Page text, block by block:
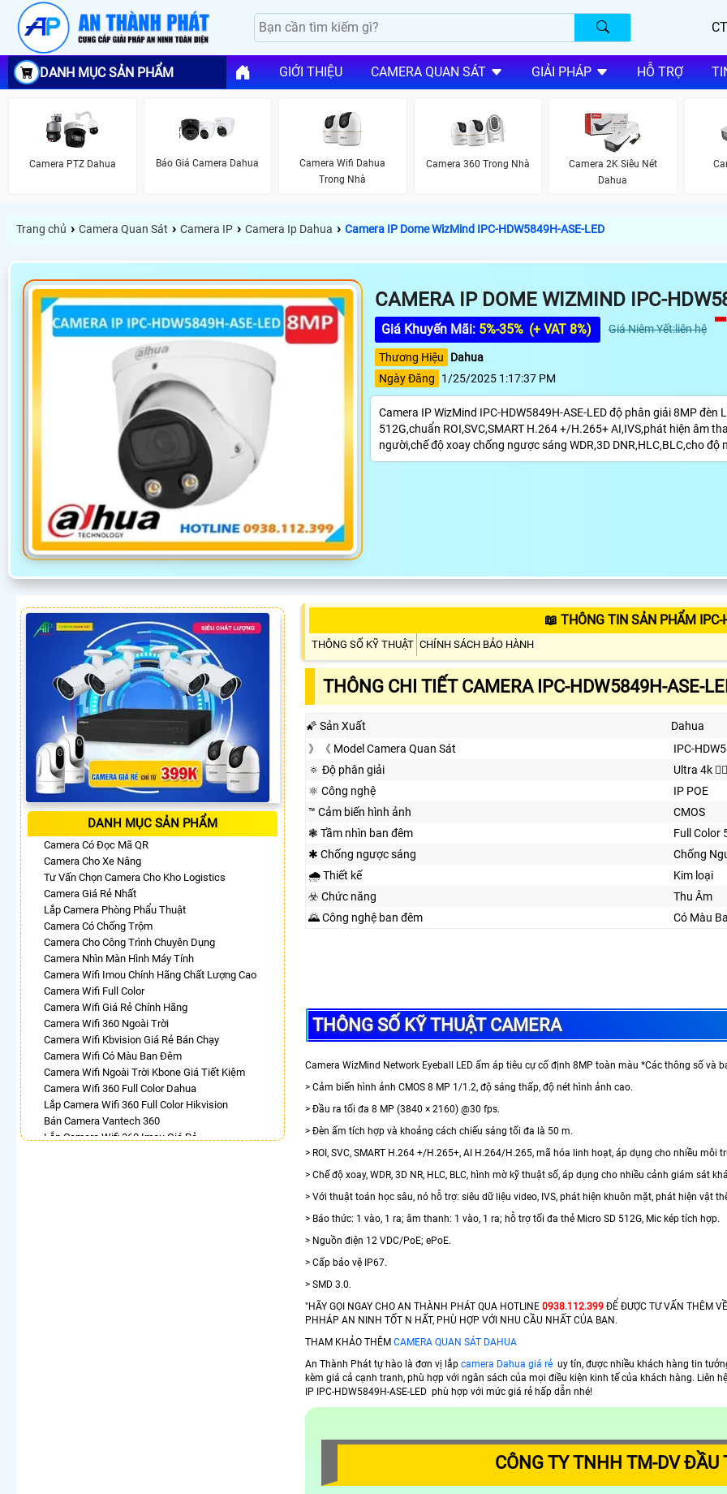
DANH MỤC SẢN PHẨM GIỚI THIỆU CAMERA QUAN SÁT GIẢI PHÁP HỖ TRỢ
Camera PTZ Dahua Báo Giá Camera Dahua
Camera Wifi Dahua
Trong Nhà
Camera 360 Trong Nhà
Camera 2K Siêu Nét
Dahua
Trang chủ › Camera Quan Sát › Camera IP › Camera Ip Dahua › Camera IP Dome WizMind IPC-HDW5849H-ASE-LED
CAMERA IP DOME WIZMIND IPC-
Giá Khuyến Mãi: 5%-35% (+ VAT 8%) Giá Niêm Yết:liên hệ
Thương Hiệu
Dahua
Ngày Đăng
1/25/2025 1:17:37 PM
Camera IP WizMind IPC-HDW5849H-ASE-LED độ phân giải 8MP
512G,chuẩn ROI,SVC,SMART H.264 +/H.265+ AI,IVS,phát hiện âm
người,chế độ xoay chống ngược sáng WDR,3D DNR,HLC,BLC,cho
DANH MỤC SẢN PHẨM
Camera Có Đọc Mã QR
Camera Cho Xe Nâng
Tư Vấn Chọn Camera Cho Kho Logistics
Camera Giá Rẻ Nhất
Lắp Camera Phòng Phẩu Thuật
Camera Có Chống Trộm
Camera Cho Công Trình Chuyên Dụng
Camera Nhìn Màn Hình Máy Tính
Camera Wifi Imou Chính Hãng Chất Lượng Cao
Camera Wifi Full Color
Camera Wifi Giá Rẻ Chính Hãng
Camera Wifi 360 Ngoài Trời
Camera Wifi Kbvision Giá Rẻ Bán Chạy
Camera Wifi Có Màu Ban Đêm
Camera Wifi Ngoài Trời Kbone Giá Tiết Kiệm
Camera Wifi 360 Full Color Dahua
Lắp Camera Wifi 360 Full Color Hikvision
Bán Camera Vantech 360
Lắp Camera Wifi 360 Imou Giá Rẻ
📖 THÔNG TIN SẢN PHẨM
THÔNG SỐ KỸ THUẬT CHÍNH SÁCH BẢO HÀNH
THÔNG CHI TIẾT CAMERA IPC-HDW5849H-ASE-
🌠 Sản Xuất
Dahua
》《 Model Camera Quan Sát
IPC-
🔅 Độ phân giải
Ultra 4k 👍🏾
⚛️ Công nghệ
IP POE
™️ Cảm biến hình ảnh
CMOS
❃ Tầm nhìn ban đêm
Full Color
✱ Chống ngược sáng
Chống
🌧️ Thiết kế
Kim loại
☣️ Chức năng
Thu Âm
🌄 Công nghệ ban đêm
Có Màu
THÔNG SỐ KỸ THUẬT CAMERA
Camera WizMind Network Eyeball LED ấm áp tiêu cự cố định 8MP toàn màu *Các thông số và
> Cảm biến hình ảnh CMOS 8 MP 1/1.2, độ sáng thấp, độ nét hình ảnh cao.
> Đầu ra tối đa 8 MP (3840 × 2160) @30 fps.
> Đèn ấm tích hợp và khoảng cách chiếu sáng tối đa là 50 m.
> ROI, SVC, SMART H.264 +/H.265+, AI H.264/H.265, mã hóa linh hoạt, áp dụng cho nhiều
> Chế độ xoay, WDR, 3D NR, HLC, BLC, hình mờ kỹ thuật số, áp dụng cho nhiều cảnh giám sát
> Với thuật toán học sâu, nó hỗ trợ: siêu dữ liệu video, IVS, phát hiện khuôn mặt, phát hiện vật
> Báo thức: 1 vào, 1 ra; âm thanh: 1 vào, 1 ra; hỗ trợ tối đa thẻ Micro SD 512G, Mic kép tích hợp.
> Nguồn điện 12 VDC/PoE; ePoE.
> Cấp bảo vệ IP67.
> SMD 3.0.
"HÃY GỌI NGAY CHO AN THÀNH PHÁT QUA HOTLINE 0938.112.399 ĐỂ ĐƯỢC TƯ VẤN THÊM
PHHÁP AN NINH TỐT N HẤT, PHÙ HỢP VỚI NHU CẦU NHẤT CỦA BẠN.
THAM KHẢO THÊM CAMERA QUAN SÁT DAHUA
An Thành Phát tự hào là đơn vị lắp camera Dahua giá rẻ uy tín, được nhiều khách hàng tin
kèm giá cả cạnh tranh, phù hợp với ngân sách của mọi điều kiện kinh tế của khách hàng. Liên
IP IPC-HDW5849H-ASE-LED phù hợp với mức giá rẻ hấp dẫn nhé!
CÔNG TY TNHH TM-DV